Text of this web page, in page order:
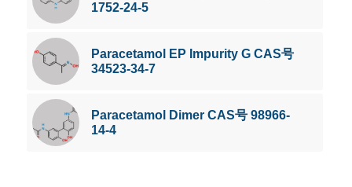
1752-24-5
Paracetamol EP Impurity G CAS号
34523-34-7
Paracetamol Dimer CAS号 98966-
14-4